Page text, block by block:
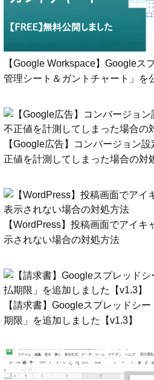
【Google Workspace】Googleス
管理シート＆ガントチャート」を
【Google広告】コンバージョン
正値を計測してしまった場合の対
【WordPress】投稿画面でアイ
示されない場合の対処方法
【請求書】Googleスプレッドシ
期限」を追加しました【v1.3】